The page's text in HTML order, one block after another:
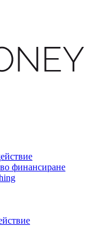
финансиране